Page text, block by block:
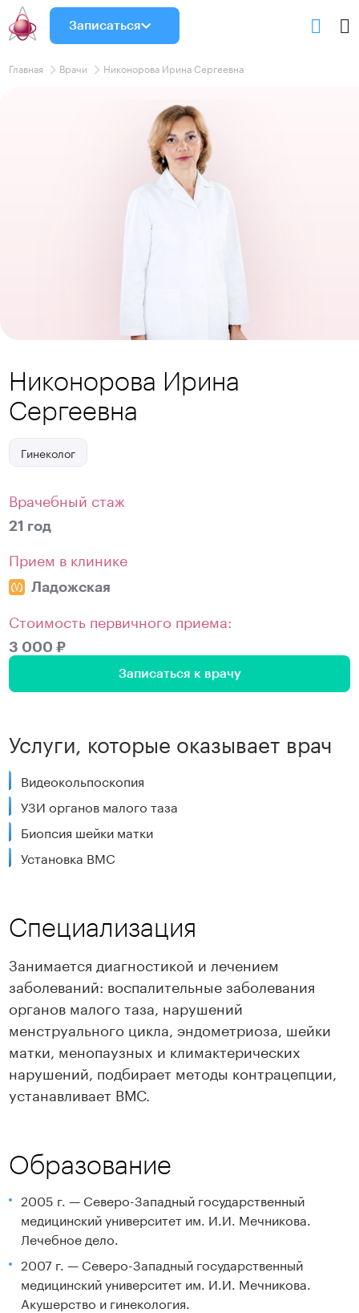
Записаться
Главная Врачи Никонорова Ирина Сергеевна
Никонорова Ирина
Сергеевна
Гинеколог
Врачебный стаж
21 год
Прием в клинике
Ладожская
Стоимость первичного приема:
3 000 ₽
Записаться к врачу
Услуги, которые оказывает врач
Видеокольпоскопия
УЗИ органов малого таза
Биопсия шейки матки
Установка ВМС
Специализация
Занимается диагностикой и лечением
заболеваний: воспалительные заболевания
органов малого таза, нарушений
менструального цикла, эндометриоза, шейки
матки, менопаузных и климактерических
нарушений, подбирает методы контрацепции,
устанавливает ВМС.
Образование
2005 г. — Северо-Западный государственный
медицинский университет им. И.И. Мечникова.
Лечебное дело.
2007 г. — Северо-Западный государственный
медицинский университет им. И.И. Мечникова.
Акушерство и гинекология.